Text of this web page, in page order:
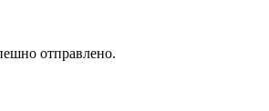
отправлено.